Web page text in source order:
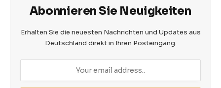
Abonnieren Sie Neuigkeiten
Erhalten Sie die neuesten Nachrichten und Updates aus
Deutschland direkt in Ihren Posteingang.